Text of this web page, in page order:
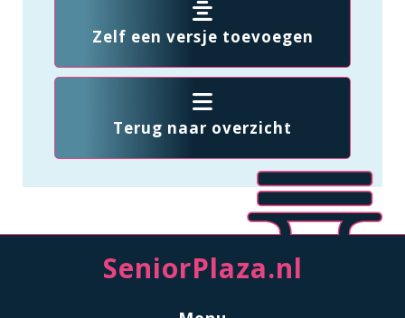
Zelf een versje toevoegen
Terug naar overzicht
SeniorPlaza.nl